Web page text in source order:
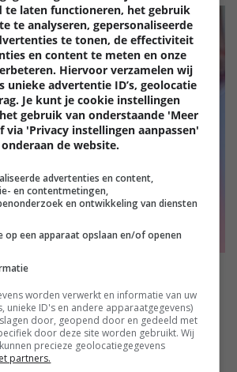
ZIJN DE BESTE PRODUCTEN VAN
te laten functioneren, het gebruik
te analyseren, gepersonaliseerde
te tonen, de effectiviteit
en content te meten en onze
Hiervoor verzamelen wij
unieke advertentie ID’s, geolocatie
Je kunt je cookie instellingen
gebruik van onderstaande 'Meer
'Privacy instellingen aanpassen'
onderaan de website.
advertenties en content,
en contentmetingen,
en ontwikkeling van diensten
op een apparaat opslaan en/of openen
worden verwerkt en informatie van uw
unieke ID's en andere apparaatgegevens)
door, geopend door en gedeeld met
door deze site worden gebruikt. Wij
precieze geolocatiegegevens
partners.